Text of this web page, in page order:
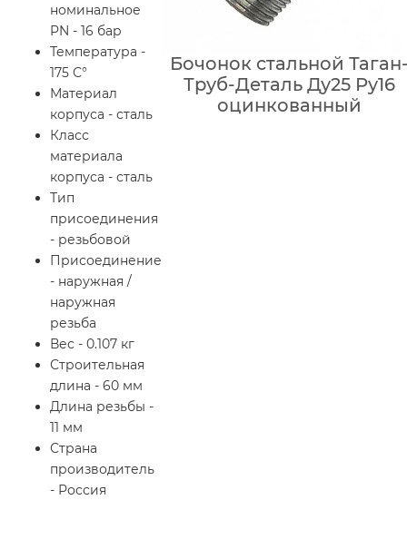
номинальное
PN - 16 бар
Температура -
175 С°
Материал
корпуса - сталь
Класс
материала
корпуса - сталь
Тип
присоединения
- резьбовой
Присоединение
- наружная /
наружная
резьба
Вес - 0.107 кг
Строительная
длина - 60 мм
Длина резьбы -
11 мм
Страна
производитель
- Россия
Бочонок стальной
Труб-Деталь Ду25 Ру16
оцинкованный